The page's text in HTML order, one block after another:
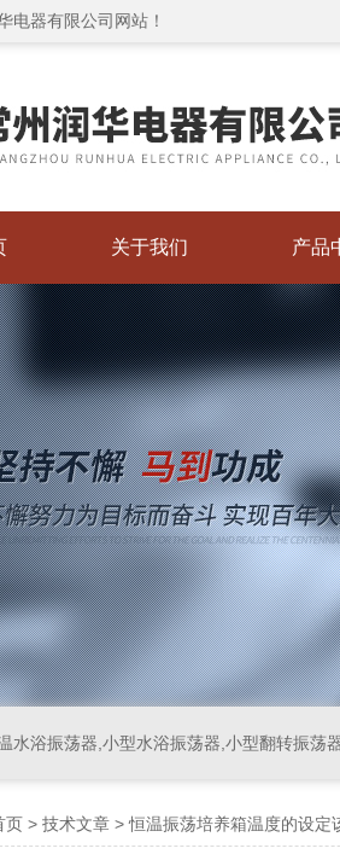
电器有限公司网站！
关于我们 产品
水浴振荡器,小型水浴振荡器,小型翻转振荡
页 > 技术文章 >恒温振荡培养箱温度的设定